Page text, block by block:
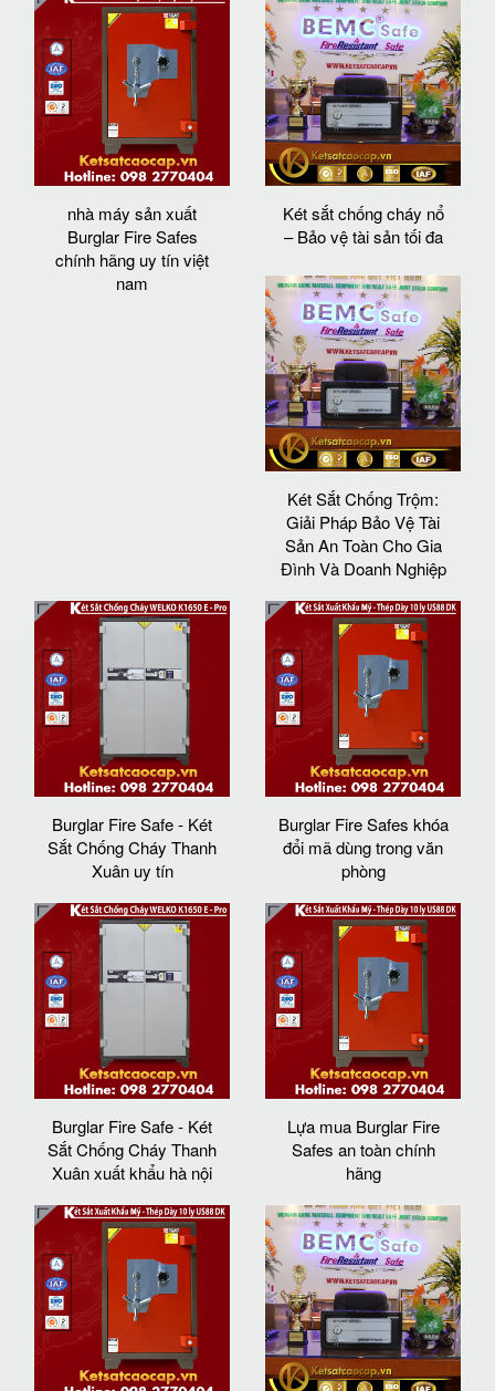
nhà máy sản xuất
Burglar Fire Safes
chính hãng uy tín việt
nam
Két sắt chống cháy nổ
– Bảo vệ tài sản tối đa
Két Sắt Chống Trộm:
Giải Pháp Bảo Vệ Tài
Sản An Toàn Cho Gia
Đình Và Doanh Nghiệp
Burglar Fire Safe - Két
Sắt Chống Cháy Thanh
Xuân uy tín
Burglar Fire Safes khóa
đổi mã dùng trong văn
phòng
Burglar Fire Safe - Két
Sắt Chống Cháy Thanh
Xuân xuất khẩu hà nội
Lựa mua Burglar Fire
Safes an toàn chính
hãng